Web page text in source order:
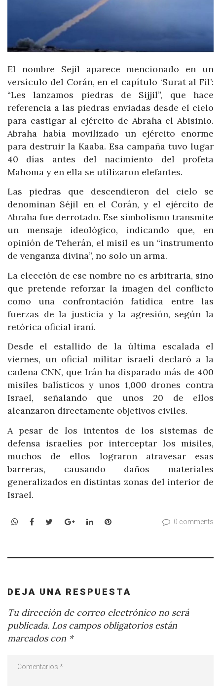
El nombre Sejil aparece mencionado en un
versículo del Corán, en el capítulo ‘Surat al Fil’:
“Les lanzamos piedras de Sijjil”, que hace
referencia a las piedras enviadas desde el cielo
para castigar al ejército de Abraha el Abisinio.
Abraha había movilizado un ejército enorme
para destruir la Kaaba. Esa campaña tuvo lugar
40 días antes del nacimiento del profeta
Mahoma y en ella se utilizaron elefantes.
Las piedras que descendieron del cielo se
denominan Séjil en el Corán, y el ejército de
Abraha fue derrotado. Ese simbolismo transmite
un mensaje ideológico, indicando que, en
opinión de Teherán, el misil es un “instrumento
de venganza divina”, no solo un arma.
La elección de ese nombre no es arbitraria, sino
que pretende reforzar la imagen del conflicto
como una confrontación fatídica entre las
fuerzas de la justicia y la agresión, según la
retórica oficial iraní.
Desde el estallido de la última escalada el
viernes, un oficial militar israelí declaró a la
cadena CNN, que Irán ha disparado más de 400
misiles balísticos y unos 1,000 drones contra
Israel, señalando que unos 20 de ellos
alcanzaron directamente objetivos civiles.
A pesar de los intentos de los sistemas de
defensa israelíes por interceptar los misiles,
muchos de ellos lograron atravesar esas
barreras, causando daños materiales
generalizados en distintas zonas del interior de
Israel.
WhatsApp
Facebook
TwitterGoogle+LinkedInPinterest 0 comments
DEJA UNA RESPUESTA
Tu dirección de correo electrónico no será
publicada. Los campos obligatorios están
marcados con *